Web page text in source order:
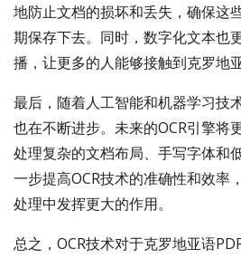
地防止文档的损坏和丢失，确保这
期保存下去。同时，数字化文本也
播，让更多的人能够接触到克罗地
最后，随着人工智能和机器学习技
也在不断进步。未来的OCR引擎将
处理复杂的文档布局、手写字体和
一步提高OCR技术的准确性和效率
处理中发挥更大的作用。
总之，OCR技术对于克罗地亚语